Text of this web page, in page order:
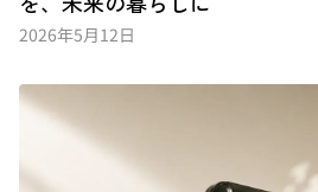
2026年5月12日